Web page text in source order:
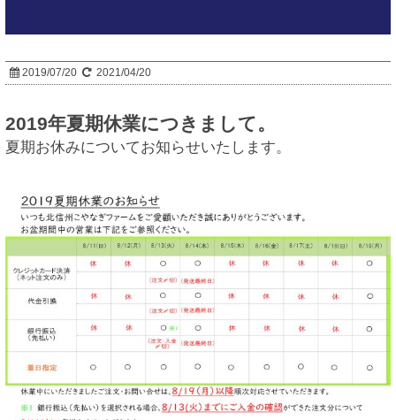
2019/07/20 2021/04/20
2019年夏期休業につきまして。
夏期お休みについてお知らせいたします。